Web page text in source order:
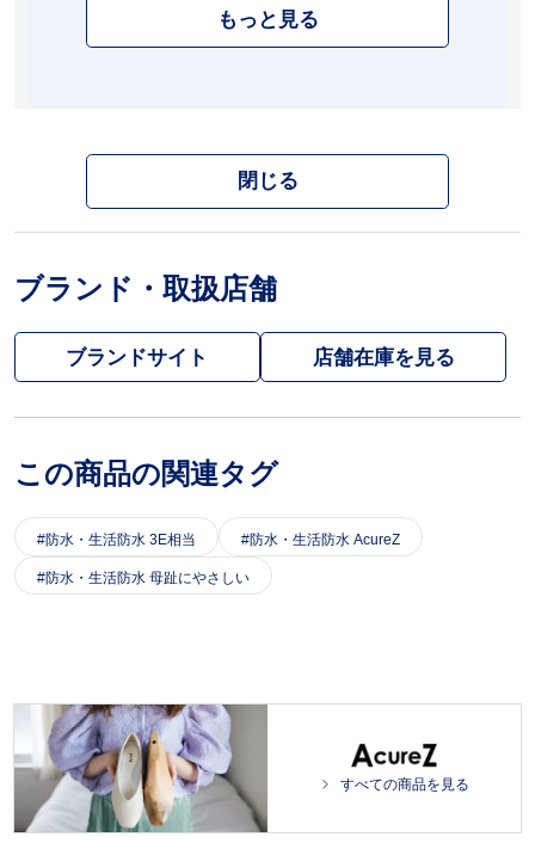
もっと見る
閉じる
ブランド・取扱店舗
ブランドサイト
この商品の関連タグ
防水・生活防水 3E相当 防水・生活防水 AcureZ
防水・生活防水 母趾にやさしい
すべての商品を見る